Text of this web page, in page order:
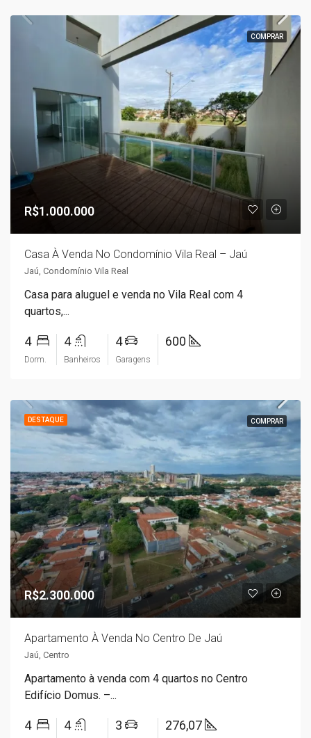
COMPRAR
R$1.000.000
Casa À Venda No Condomínio Vila Real – Jaú
Jaú, Condomínio Vila Real
Casa para aluguel e venda no Vila Real com 4
quartos,...
4
Dorm.
4
Banheiros
4
Garagens
600
DESTAQUE COMPRAR
R$2.300.000
Apartamento À Venda No Centro De Jaú
Jaú, Centro
Apartamento à venda com 4 quartos no Centro
Edifício Domus. –...
4 4 3 276,07